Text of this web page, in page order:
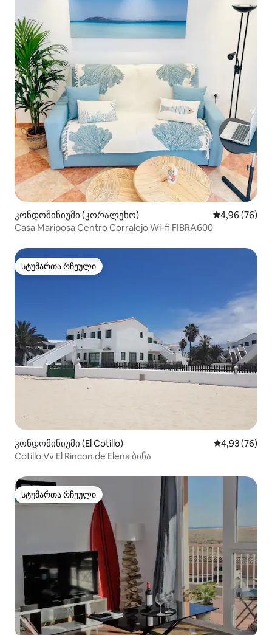
კონდომინიუმი (კორალეხო) საშუალო
4,96 (76)
Casa Mariposa Centro Corralejo Wi-fi FIBRA600
სტუმართა რჩეული
სტუმართა რჩეული
კონდომინიუმი (El Cotillo) საშუალო
4,93 (76)
Cotillo Vv El Rincon de Elena ბინა
სტუმართა რჩეული
სტუმართა რჩეული